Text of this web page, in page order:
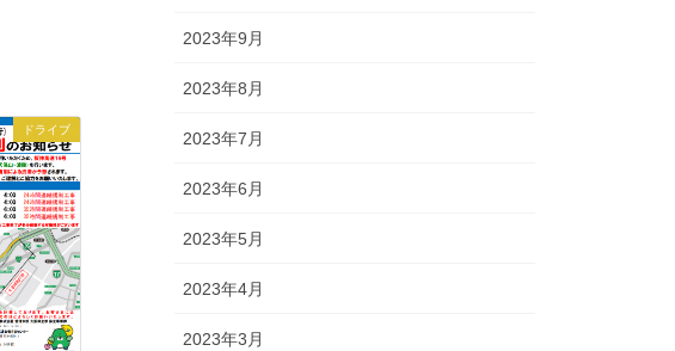
ドライブ
2023年9月
2023年8月
2023年7月
2023年6月
2023年5月
2023年4月
2023年3月